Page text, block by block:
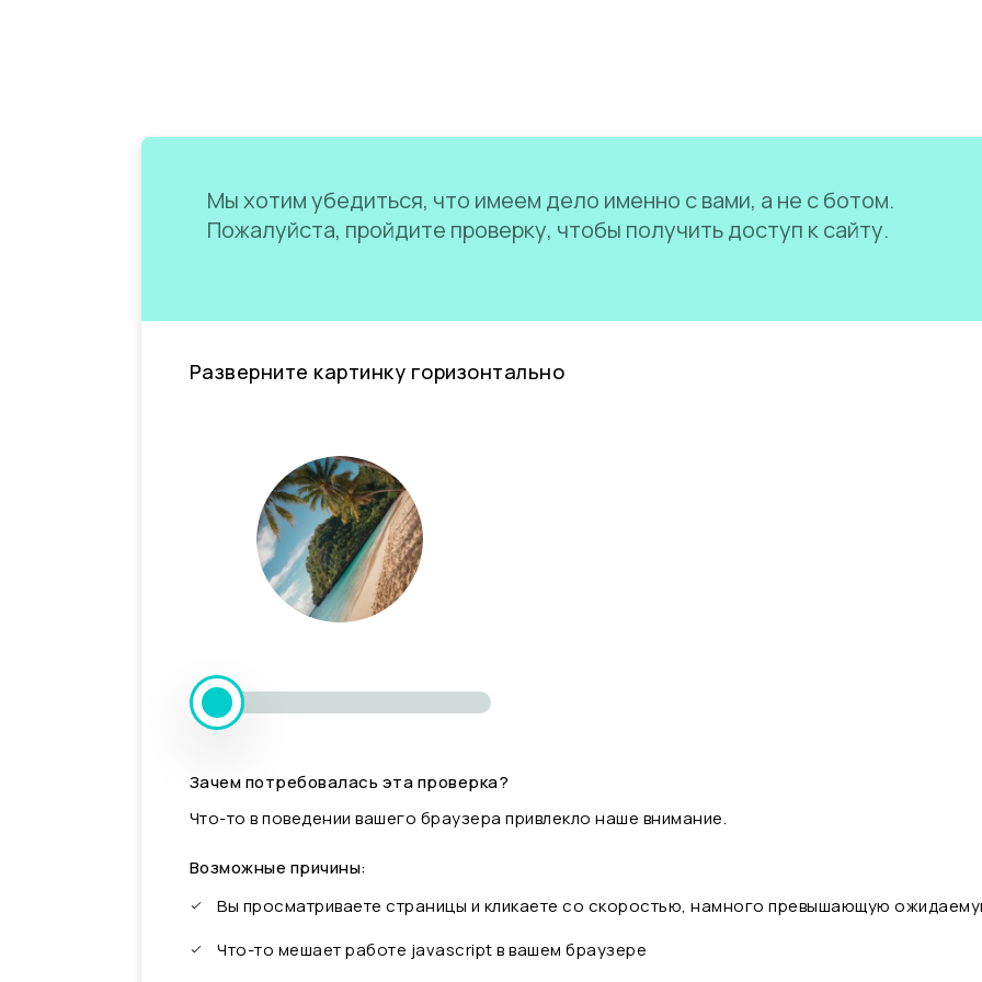
Мы хотим убедиться, что имеем дело именно с вами, а не с ботом.
Пожалуйста, пройдите проверку, чтобы получить доступ к сайту.
Разверните картинку горизонтально
Зачем потребовалась эта проверка?
Что-то в поведении вашего браузера привлекло наше внимание.
Возможные причины:
Вы просматриваете страницы и кликаете со скоростью, намного превышающую
Что-то мешает работе javascript в вашем браузере